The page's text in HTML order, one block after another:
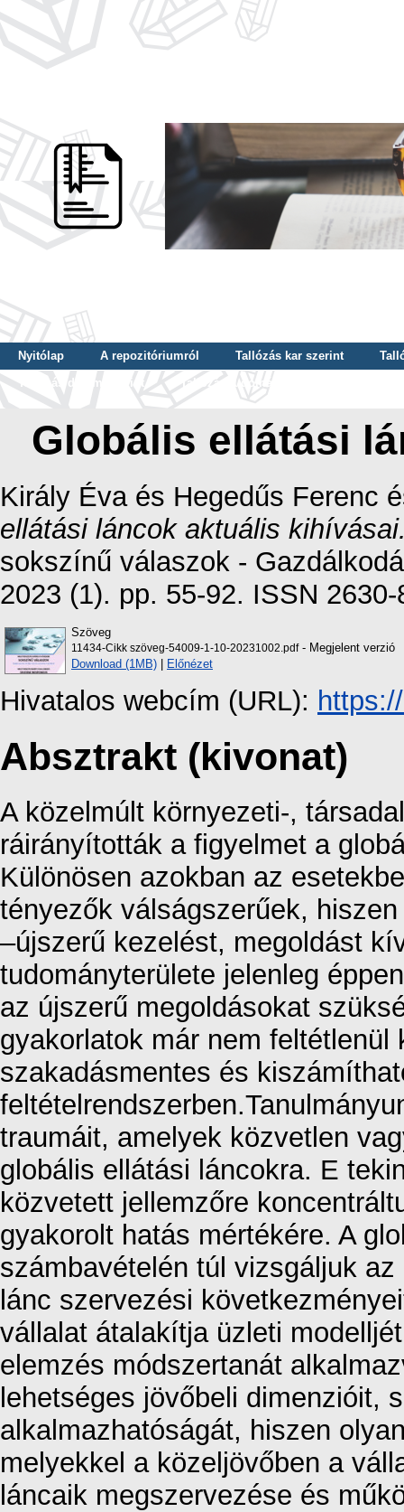
Nyitólap A repozitóriumról Tallózás kar szerint
Tallózás dátum szerint
Tallózás tudományterület szerint
Globális ellátási
Király Évaés Hegedűs Ferenc
ellátási láncok aktuális
sokszínű válaszok -
2023 (1). pp. 55-92. ISSN 2630-
Szöveg
11434-Cikk szöveg-54009-1-10-20231002.pdf- Megjelent verzió
Download (1MB) | Előnézet
Hivatalos webcím (URL):
Absztrakt (kivonat)
A közelmúlt környezeti-,
ráirányították a figyelmet a
Különösen azokban az
tényezők válságszerűek,
–újszerű kezelést, megoldást
tudományterülete jelenleg
az újszerű megoldásokat
gyakorlatok már nem
szakadásmentes és
traumáit, amelyek közvetlen
globális ellátási láncokra. E
közvetett jellemzőre
gyakorolt hatás mértékére. A
számbavételén túl vizsgáljuk
lánc szervezési
vállalat átalakítja üzleti
elemzés módszertanát
lehetséges jövőbeli dimenzióit,
alkalmazhatóságát, hiszen
melyekkel a közeljövőben a
láncaik megszervezése és